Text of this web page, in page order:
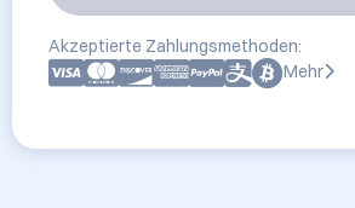
Akzeptierte Zahlungsmethoden:
Mehr